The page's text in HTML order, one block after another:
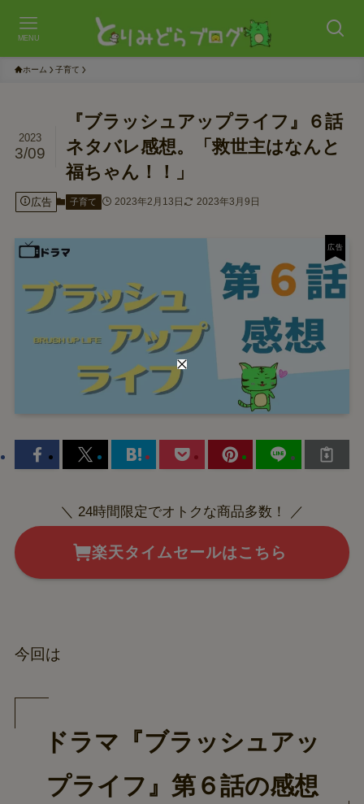
MENU
ホーム 子育て
『ブラッシュアップライフ』６話
ネタバレ感想。「救世主はなんと
福ちゃん！！」
2023
3/09
広告 子育て 2023年2月13日 2023年3月9日
＼ 24時間限定でオトクな商品多数！ ／
楽天タイムセールはこちら
今回は
ドラマ『ブラッシュアッ
プライフ』第６話の感想